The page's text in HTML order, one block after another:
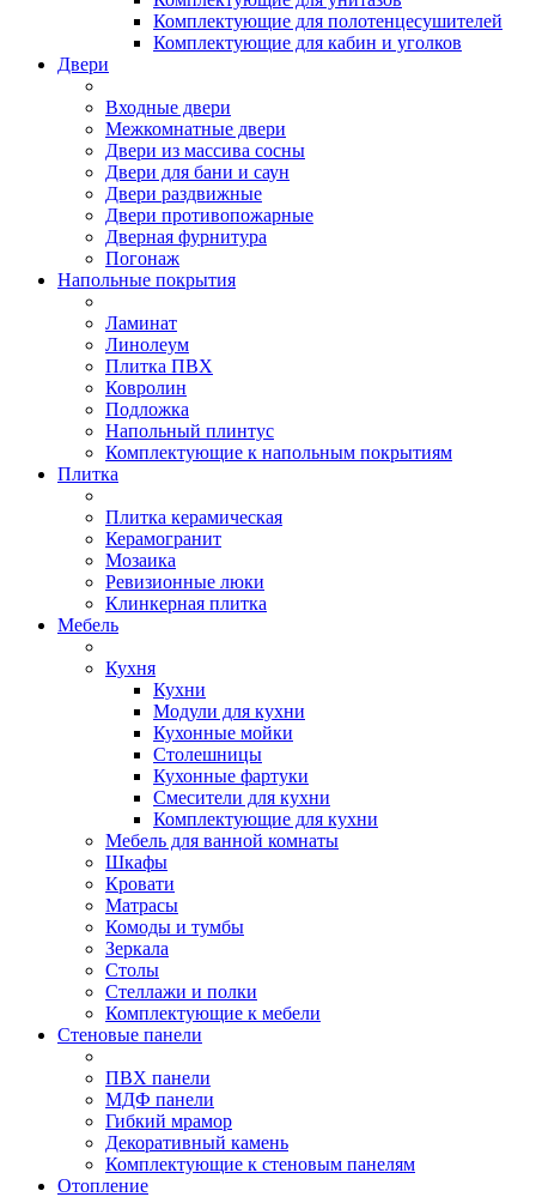
Комплектующие для полотенцесушителей
Комплектующие для кабин и уголков
Двери
Входные двери
Межкомнатные двери
Двери из массива сосны
Двери для бани и саун
Двери раздвижные
Двери противопожарные
Дверная фурнитура
Погонаж
Напольные покрытия
Ламинат
Линолеум
Плитка ПВХ
Ковролин
Подложка
Напольный плинтус
Комплектующие к напольным покрытиям
Плитка
Плитка керамическая
Керамогранит
Мозаика
Ревизионные люки
Клинкерная плитка
Мебель
Кухня
Кухни
Модули для кухни
Кухонные мойки
Столешницы
Кухонные фартуки
Смесители для кухни
Комплектующие для кухни
Мебель для ванной комнаты
Шкафы
Кровати
Матрасы
Комоды и тумбы
Зеркала
Столы
Стеллажи и полки
Комплектующие к мебели
Стеновые панели
ПВХ панели
МДФ панели
Гибкий мрамор
Декоративный камень
Комплектующие к стеновым панелям
Отопление